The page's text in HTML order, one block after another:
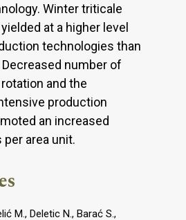
Winter triticale
yielded at a higher level
technologies than
number of
and the
production
an increased
area unit.
M., Deletic N., Barać S.,